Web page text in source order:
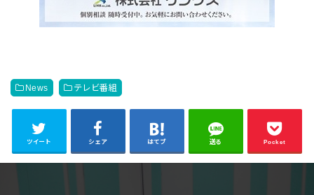
News テレビ番組
ツイート シェア はてブ 送る Pocket